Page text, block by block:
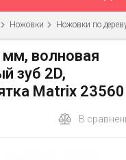
Ножовки Ножовки по
волновая
зуб 2D,
Matrix 23560
В